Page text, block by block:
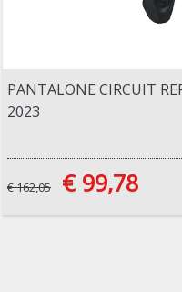
PANTALONE CIRCUIT
2023
€ 162,05 € 99,78